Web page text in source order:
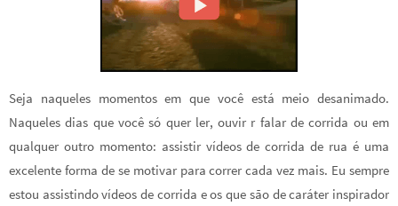
Seja naqueles momentos em que você está meio desanimado.
Naqueles dias que você só quer ler, ouvir r falar de corrida ou em
qualquer outro momento: assistir vídeos de corrida de rua é uma
excelente forma de se motivar para correr cada vez mais. Eu sempre
estou assistindo vídeos de corrida e os que são de caráter inspirador